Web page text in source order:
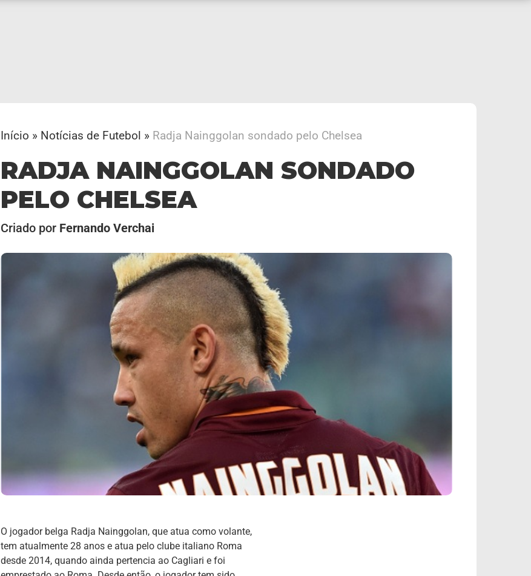
Início » Notícias de Futebol » Radja Nainggolan sondado pelo Chelsea
RADJA NAINGGOLAN SONDADO
PELO CHELSEA
Criado por Fernando Verchai
O jogador belga Radja Nainggolan, que atua como volante,
tem atualmente 28 anos e atua pelo clube italiano Roma
desde 2014, quando ainda pertencia ao Cagliari e foi